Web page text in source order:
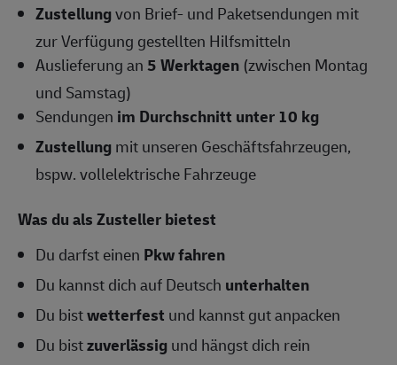
Zustellungvon Brief- und Paketsendungen mit
zur Verfügung gestellten Hilfsmitteln
Auslieferung an5 Werktagen (zwischen Montag
und Samstag)
Sendungen im Durchschnitt unter 10 kg
Zustellungmit unseren Geschäftsfahrzeugen,
bspw. vollelektrische Fahrzeuge
Was du als Zusteller bietest
Du darfst einen Pkw fahren
Du kannst dich auf Deutsch unterhalten
Du bistwetterfest und kannst gut anpacken
Du bistzuverlässigund hängst dich rein